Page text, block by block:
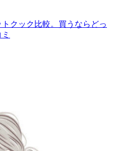
クック比較。買うならどっ